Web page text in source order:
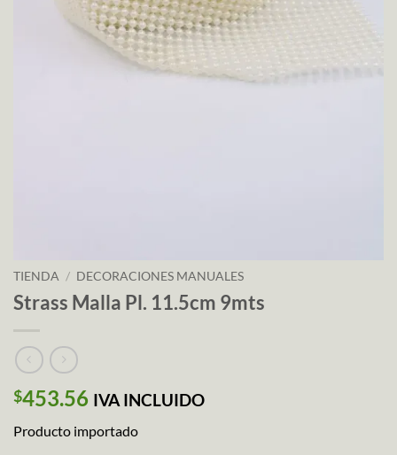
TIENDA / DECORACIONES MANUALES
Strass Malla Pl. 11.5cm 9mts
$453.56 IVA INCLUIDO
Producto importado